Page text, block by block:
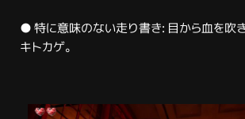
● 特に意味のない走り書き: 目から血を吹
キトカゲ。